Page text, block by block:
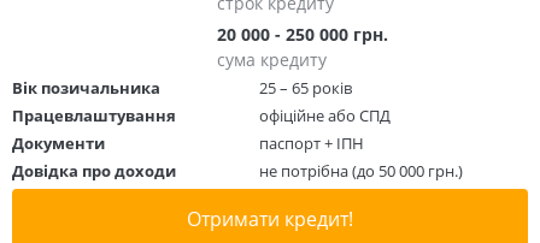
20 000 - 250 000 грн.
сума кредиту
Вік позичальника
25 – 65 років
Працевлаштування
офіційне або СПД
Документи
паспорт + ІПН
Довідка про доходи
не потрібна (до 50 000 грн.)
Отримати кредит!